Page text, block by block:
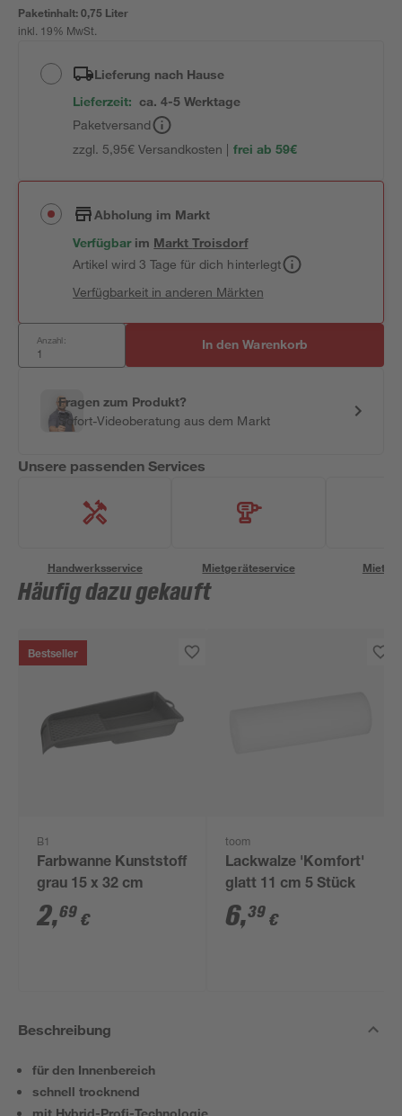
Paketinhalt:0,75 Liter
inkl. 19% MwSt.
Lieferung nach Hause
Lieferzeit: ca. 4-5 Werktage
Paketversand
zzgl. 5,95€ Versandkosten | frei ab 59€
Abholung im Markt
Verfügbar im MarktTroisdorf
Artikel wird 3 Tage für dich hinterlegt
Verfügbarkeit in anderen Märkten
Anzahl: In den Warenkorb
Fragen zum Produkt?
Sofort-Videoberatung aus dem Markt
Unsere passenden Services
Handwerksservice Mietgeräteservice
Häufig dazu gekauft
Bestseller
B1
Farbwanne Kunststoff
grau 15 x 32 cm
2,69 €
toom
Lackwalze 'Komfort'
glatt 11 cm 5 Stück
6,39 €
Beschreibung
für den Innenbereich
schnell trocknend
mit Hybrid-Profi-Technologie